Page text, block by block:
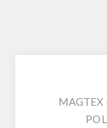
MAGTEX